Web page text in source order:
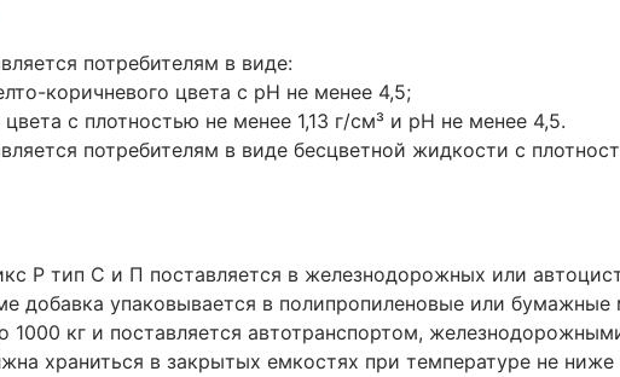
потребителям в виде:
коричневого цвета с рН не менее 4,5;
с плотностью не менее 1,13 г/см³ и рН не менее 4,5.
потребителям в виде бесцветной жидкости с
Р тип С и П поставляется в железнодорожных или
добавка упаковывается в полипропиленовые или
кг и поставляется автотранспортом,
храниться в закрытых емкостях при температуре не